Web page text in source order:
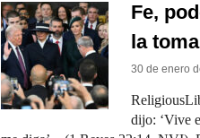
Fe,
la
30 de enero
dijo: ‘Vive